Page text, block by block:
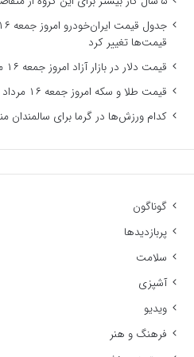
قیمت‌ها تغییر کرد
قیمت دلار در بازار آزاد امروز جمعه ۱۶ مرداد ۱۴۰۵
قیمت طلا و سکه امروز جمعه ۱۶ مرداد ۱۴۰۵ +جدول
کدام ورزش‌ها در گرما برای سالمندان
گوناگون
پربازدیدها
سلامت
آشپزی
ویدیو
فرهنگ و هنر